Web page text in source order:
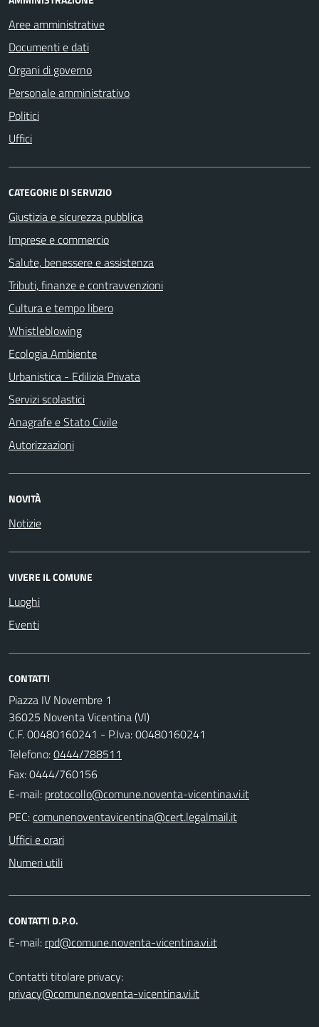
Aree amministrative
Documenti e dati
Organi di governo
Personale amministrativo
Politici
Uffici
CATEGORIE DI SERVIZIO
Giustizia e sicurezza pubblica
Imprese e commercio
Salute, benessere e assistenza
Tributi, finanze e contravvenzioni
Cultura e tempo libero
Whistleblowing
Ecologia Ambiente
Urbanistica - Edilizia Privata
Servizi scolastici
Anagrafe e Stato Civile
Autorizzazioni
NOVITÀ
Notizie
VIVERE IL COMUNE
Luoghi
Eventi
CONTATTI
Piazza IV Novembre 1
36025 Noventa Vicentina (VI)
C.F. 00480160241 - P.Iva: 00480160241
Telefono:0444/788511
Fax: 0444/760156
E-mail:
PEC:
Uffici e orari
Numeri utili
CONTATTI D.P.O.
E-mail:
Contatti titolare privacy:
privacy@comune.noventa-vicentina.vi.it